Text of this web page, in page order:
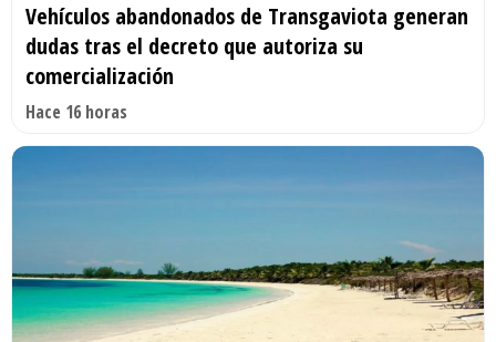
Vehículos abandonados de Transgaviota generan
dudas tras el decreto que autoriza su
comercialización
Hace 16 horas